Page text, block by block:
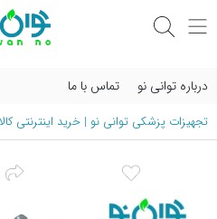
درباره توانی نو تماس با ما
تجهیزات پزشکی توانی نو | خرید اینترنتی